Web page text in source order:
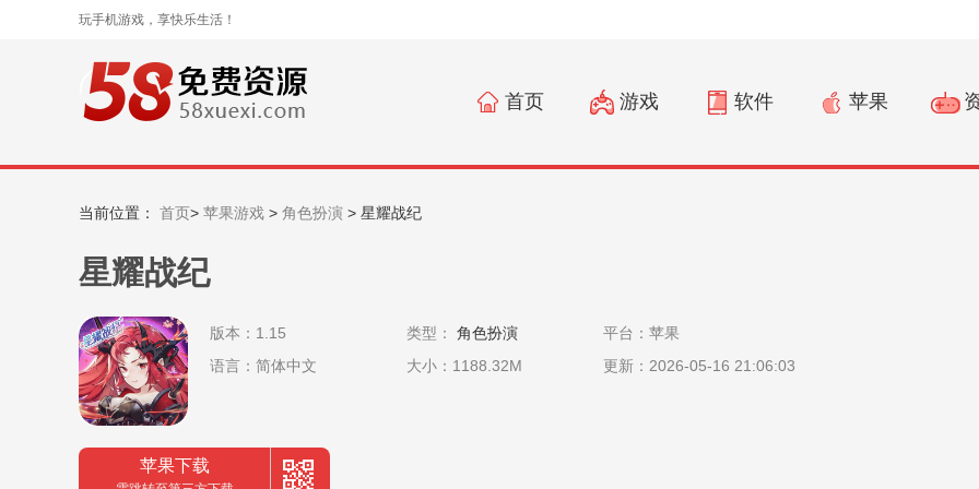
玩手机游戏，享快乐生活！
首页 游戏 软件 苹果
当前位置： 首页> 苹果游戏 > 角色扮演 > 星耀战纪
星耀战纪
版本：1.15 类型： 角色扮演
平台：苹果
语言：简体中文
大小：1188.32M 更新：2026-05-16 21:06:03
苹果下载